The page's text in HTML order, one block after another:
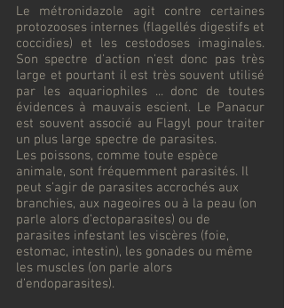
Le métronidazole agit contre certaines
protozooses internes (flagellés digestifs et
coccidies) et les cestodoses imaginales.
Son spectre d'action n'est donc pas très
large et pourtant il est très souvent utilisé
par les aquariophiles ... donc de toutes
évidences à mauvais escient. Le Panacur
est souvent associé au Flagyl pour traiter
un plus large spectre de parasites.
Les poissons, comme toute espèce
animale, sont fréquemment parasités. Il
peut s’agir de parasites accrochés aux
branchies, aux nageoires ou à la peau (on
parle alors d’ectoparasites) ou de
parasites infestant les viscères (foie,
estomac, intestin), les gonades ou même
les muscles (on parle alors
d’endoparasites).